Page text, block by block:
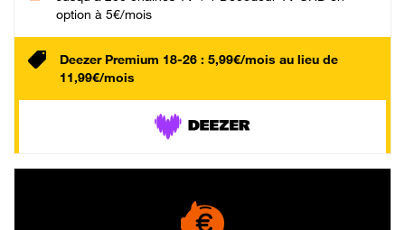
option à 5€/mois
Deezer Premium 18-26 : 5,99€/mois au lieu de
11,99€/mois